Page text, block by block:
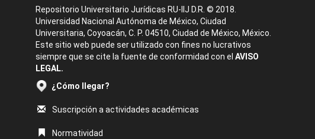
Repositorio Universitario Jurídicas RU-IIJ D.R. © 2018.
Universidad Nacional Autónoma de México, Ciudad
Universitaria, Coyoacán, C. P. 04510, Ciudad de México, México.
Este sitio web puede ser utilizado con fines no lucrativos
siempre que se cite la fuente de conformidad con el AVISO
LEGAL.
¿Cómo llegar?
Suscripción a actividades académicas
Normatividad